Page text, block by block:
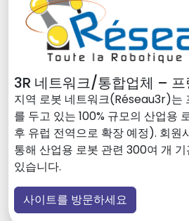
3R 네트워크/통합업체 – 프
지역 로봇 네트워크(Réseau3r)는
를 두고 있는 100% 규모의 산업용
후 유럽 전역으로 확장 예정). 회원
통해 산업용 로봇 관련 300여 개
있습니다.
사이트를 방문하세요